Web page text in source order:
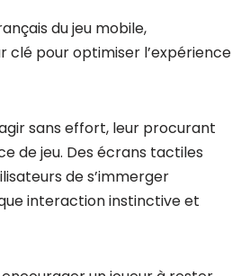
du jeu mobile,
pour optimiser l’expérience
sans effort, leur procurant
de jeu. Des écrans tactiles
de s’immerger
interaction instinctive et